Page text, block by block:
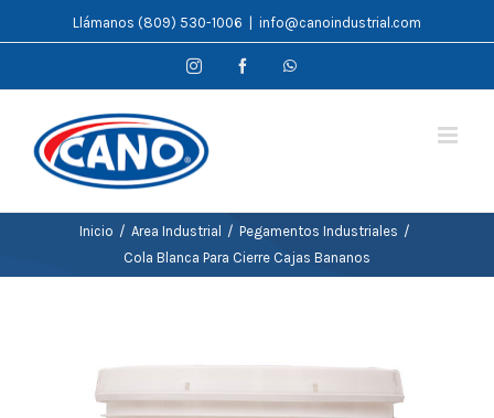
al
Llámanos (809) 530-1006 info@canoindustrial.com
InstagramFacebookWhatsApp
Inicio / Area Industrial / Pegamentos Industriales /
Cola Blanca Para Cierre Cajas Bananos